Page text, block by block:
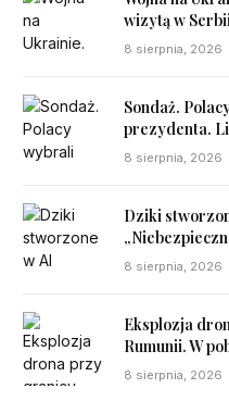
wizytą w
8 sierpnia, 2026
Sondaż.
prezydenta.
8 sierpnia, 2026
Dziki
8 sierpnia, 2026
Eksplozja
Rumunii. W
8 sierpnia, 2026